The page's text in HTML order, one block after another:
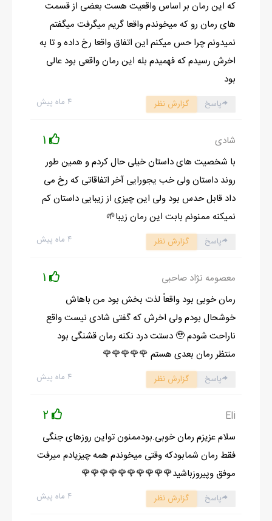
ادامه رمان در اپلیکیشن شروع مطالعه آنلاین رمان
که این رمان بر اساس واقعیت هست بعضی از قسمت
های رمان رو که میخوندم واقعا گریم میگرفت میگفتم
نمیدونم چرا حس میکنم این اتفاق واقعا رخ داده و تا به
اخرش رسیدم که فهمیدم بله این رمان واقعی بود عالی
بود
۴ ماه پیش پاسخ گزارش نظر
شادی 1
با شخصیت های داستان خیلی حال کردم و همین طور
روند داستان ولی خب یجورایی آخر اتفاقاتی که رخ می
داد قابل حدس بود ولی این چیزی از زیبایی داستان کم
نمیکنه ممنونم بابت این رمان زیبا🌱
۴ ماه پیش پاسخ گزارش نظر
معصومه نژاد صاحبی 1
رمان خوبی بود واقعاً لذت بخش بود من باهاش
خوشحال بودم ولی اخرش که گفتی شادی نیست واقع
ناراحت شودم 🥹 دستت درد نکنه رمان قشنگی بود
منتظر رمان بعدی هستم 🌹🌹🌹🌹🌹
۴ ماه پیش پاسخ گزارش نظر
Eli
2
سلام عزیزم رمان خوبی.بودممنون تواین روزهای جنگی
فقط رمان شمابودکه وقتی میخوندم همه چیزیادم میرفت
موفق وپیروزباشید🌹🌹🌹🌹🌹🌹🌹🌹🌹🌹
۴ ماه پیش پاسخ گزارش نظر